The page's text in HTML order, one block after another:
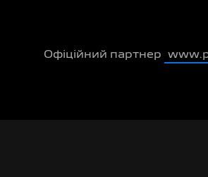
Офіційний партнер